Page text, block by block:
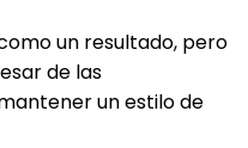
un resultado, pero
de las
un estilo de